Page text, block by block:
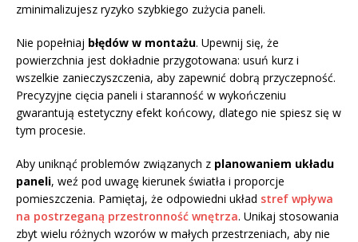
zminimalizujesz ryzyko szybkiego zużycia paneli.
Nie popełniaj błędów w montażu. Upewnij się, że
powierzchnia jest dokładnie przygotowana: usuń kurz i
wszelkie zanieczyszczenia, aby zapewnić dobrą przyczepność.
Precyzyjne cięcia paneli i staranność w wykończeniu
gwarantują estetyczny efekt końcowy, dlatego nie spiesz się w
tym procesie.
Aby uniknąć problemów związanych z planowaniem układu
paneli, weź pod uwagę kierunek światła i proporcje
pomieszczenia. Pamiętaj, że odpowiedni układ stref wpływa
na postrzeganą przestronność wnętrza. Unikaj stosowania
zbyt wielu różnych wzorów w małych przestrzeniach, aby nie